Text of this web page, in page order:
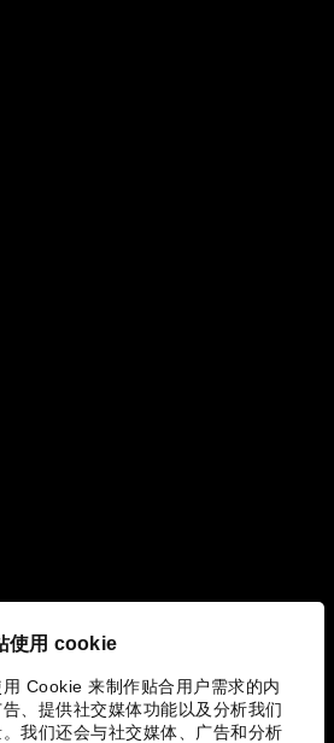
使用 cookie
Cookie 来制作贴合用户需求的内
、提供社交媒体功能以及分析我们
我们还会与社交媒体、广告和分析